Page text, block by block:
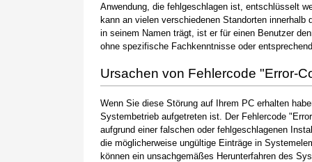
Anwendung, die fehlgeschlagen ist, entschlüsselt
kann an vielen verschiedenen Standorten
in seinem Namen trägt, ist er für einen Benutzer
ohne spezifische Fachkenntnisse oder
Ursachen von Fehlercode "Error-
Wenn Sie diese Störung auf Ihrem PC erhalten
Systembetrieb aufgetreten ist. Der Fehlercode
aufgrund einer falschen oder fehlgeschlagenen
die möglicherweise ungültige Einträge in
können ein unsachgemäßes Herunterfahren des